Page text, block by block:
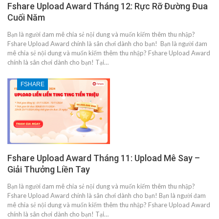
Fshare Upload Award Tháng 12: Rực Rỡ Đường Đua
Cuối Năm
Bạn là người đam mê chia sẻ nội dung và muốn kiếm thêm thu nhập?
Fshare Upload Award chính là sân chơi dành cho bạn! Bạn là người đam
mê chia sẻ nội dung và muốn kiếm thêm thu nhập? Fshare Upload Award
chính là sân chơi dành cho bạn! Tại…
FSHARE
Fshare Upload Award Tháng 11: Upload Mê Say –
Giải Thưởng Liền Tay
Bạn là người đam mê chia sẻ nội dung và muốn kiếm thêm thu nhập?
Fshare Upload Award chính là sân chơi dành cho bạn! Bạn là người đam
mê chia sẻ nội dung và muốn kiếm thêm thu nhập? Fshare Upload Award
chính là sân chơi dành cho bạn! Tại…